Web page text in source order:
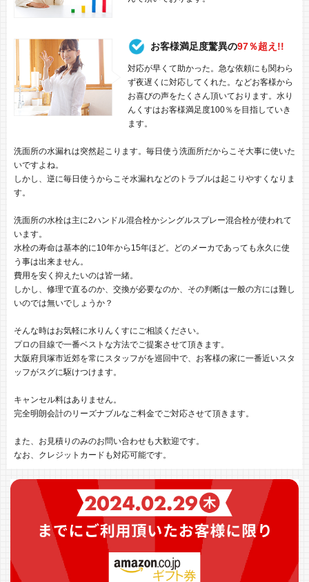
お客様満足度驚異の97％超え!!
対応が早くて助かった。急な依頼にも関わら
ず夜遅くに対応してくれた。などお客様から
お喜びの声をたくさん頂いております。水り
んくすはお客様満足度100％を目指していき
ます。
洗面所の水漏れは突然起こります。毎日使う洗面所だからこそ大事に使いた
いですよね。
しかし、逆に毎日使うからこそ水漏れなどのトラブルは起こりやすくなりま
す。
洗面所の水栓は主に2ハンドル混合栓かシングルスプレー混合栓が使われて
います。
水栓の寿命は基本的に10年から15年ほど。どのメーカであっても永久に使
う事は出来ません。
費用を安く抑えたいのは皆一緒。
しかし、修理で直るのか、交換が必要なのか、その判断は一般の方には難し
いのでは無いでしょうか？
そんな時はお気軽に水りんくすにご相談ください。
プロの目線で一番ベストな方法でご提案させて頂きます。
大阪府貝塚市近郊を常にスタッフがを巡回中で、お客様の家に一番近いスタ
ッフがスグに駆けつけます。
キャンセル料はありません。
完全明朗会計のリーズナブルなご料金でご対応させて頂きます。
また、お見積りのみのお問い合わせも大歓迎です。
なお、クレジットカードも対応可能です。